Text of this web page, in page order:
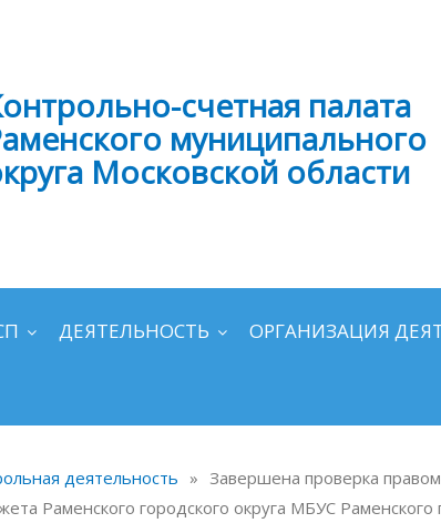
счетная палата
муниципального
Московской области
ДЕЯТЕЛЬНОСТЬ ОРГАНИЗАЦИЯ
деятельность » Завершена проверка
Раменского городского округа МБУС